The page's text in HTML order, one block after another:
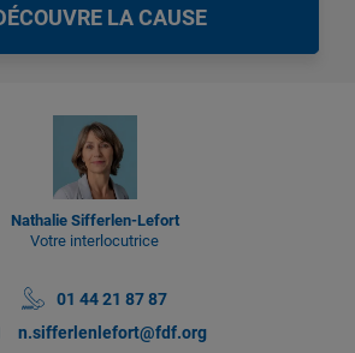
LA CAUSE
Nathalie Sifferlen-Lefort
Votre interlocutrice
01 44 21 87 87
n.sifferlenlefort@fdf.org